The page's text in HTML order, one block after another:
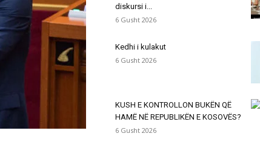
diskursi i...
6 Gusht 2026
Kedhi i kulakut
6 Gusht 2026
KUSH E KONTROLLON BUKËN QË
HAMË NË REPUBLIKËN E KOSOVËS?
6 Gusht 2026